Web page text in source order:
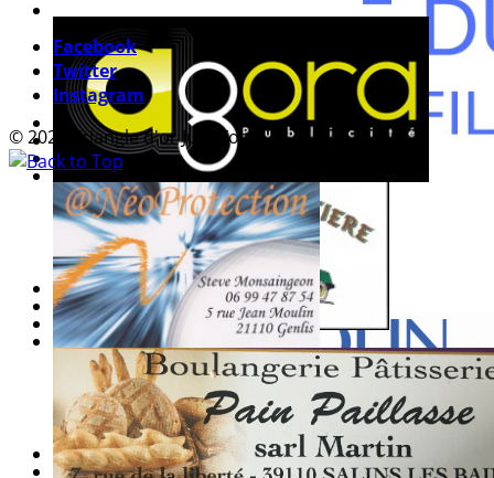
Facebook
Twitter
Instagram
© 2026 Triangle d'or Jura Foot